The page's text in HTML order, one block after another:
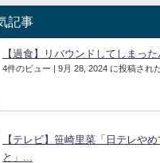
記事
【過食】リバウンドしてしまっ
4件のビュー | 9月 28, 2024 に投稿され
【テレビ】笹崎里菜「日テレや
と」...